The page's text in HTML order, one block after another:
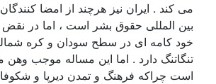
می کند . ایران نیز هرچند از امضا
بین المللی حقوق بشر است ، اما در
خود کامه ای در سطح سودان و کره
تنگاتنگ دارد . اما این مساله موجب وهن
است چراکه فرهنگ و تمدن دیرپا و